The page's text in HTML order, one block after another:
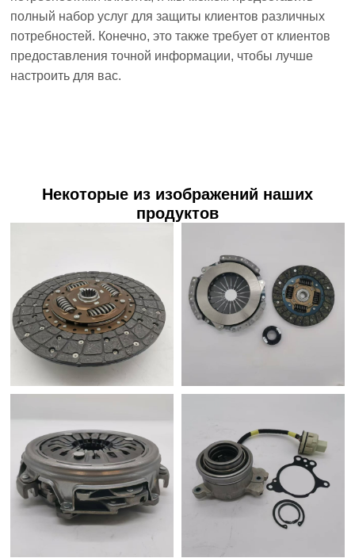
полный набор услуг для защиты клиентов различных
потребностей. Конечно, это также требует от клиентов
предоставления точной информации, чтобы лучше
настроить для вас.
Некоторые из изображений наших
продуктов